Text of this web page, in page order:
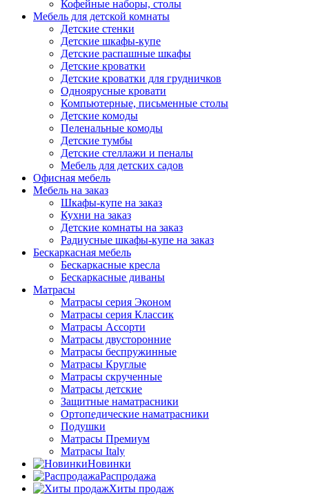
Кофейные наборы, столы
Мебель для детской комнаты
Детские стенки
Детские шкафы-купе
Детские распашные шкафы
Детские кроватки
Детские кроватки для грудничков
Одноярусные кровати
Компьютерные, письменные столы
Детские комоды
Пеленальные комоды
Детские тумбы
Детские стеллажи и пеналы
Мебель для детских садов
Офисная мебель
Мебель на заказ
Шкафы-купе на заказ
Кухни на заказ
Детские комнаты на заказ
Радиусные шкафы-купе на заказ
Бескаркасная мебель
Бескаркасные кресла
Бескаркасные диваны
Матрасы
Матрасы серия Эконом
Матрасы серия Классик
Матрасы Ассорти
Матрасы двусторонние
Матрасы беспружинные
Матрасы Круглые
Матрасы скрученные
Матрасы детские
Защитные наматрасники
Ортопедические наматрасники
Подушки
Матрасы Премиум
Матрасы Italy
Новинки
Распродажа
Хиты продаж